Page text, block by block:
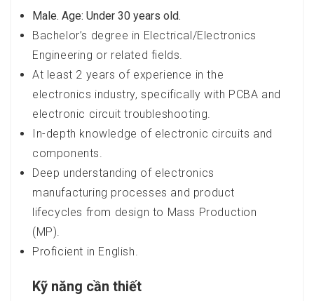
Male. Age: Under 30 years old.
Bachelor’s degree in Electrical/Electronics
Engineering or related fields.
At least 2 years of experience in the
electronics industry, specifically with PCBA and
electronic circuit troubleshooting.
In-depth knowledge of electronic circuits and
components.
Deep understanding of electronics
manufacturing processes and product
lifecycles from design to Mass Production
(MP).
Proficient in English.
Kỹ năng cần thiết